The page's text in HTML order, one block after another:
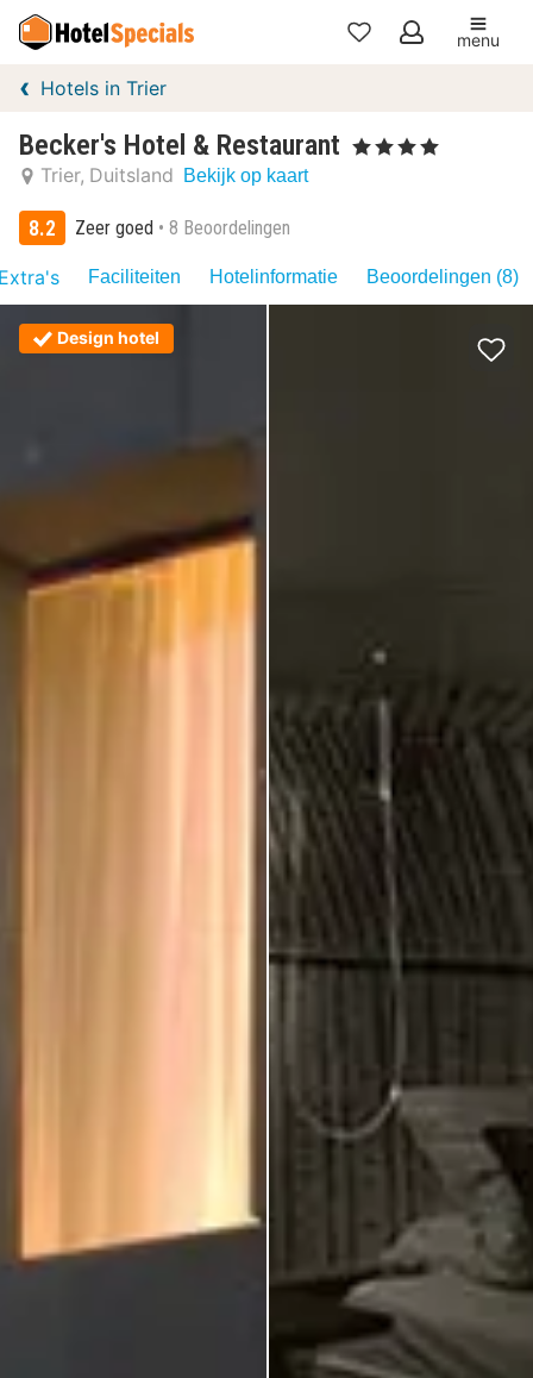
Mijn
menu
Hotels in Trier
Becker's Hotel & Restaurant , 4 Sterren
Trier Duitsland Bekijk op kaart
8.2 Zeer goed 8 Beoordelingen
Faciliteiten Hotelinformatie Beoordelingen (8)
Design hotel